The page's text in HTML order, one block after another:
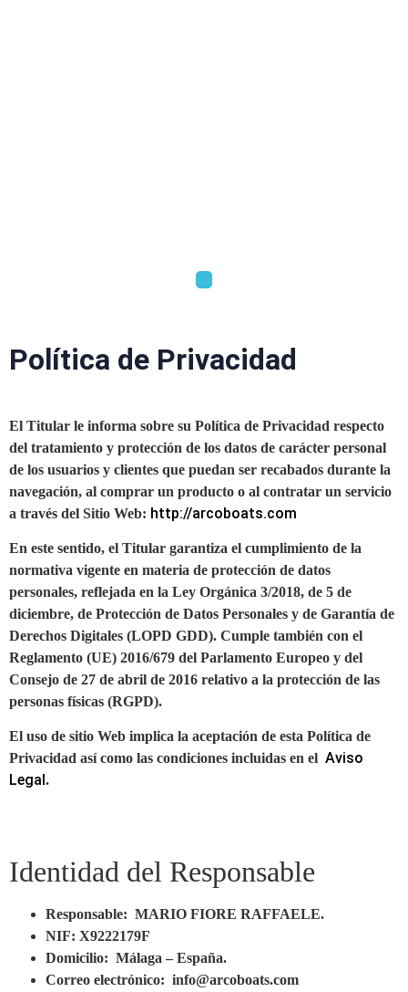
Política de Privacidad
El Titular le informa sobre su Política de Privacidad respecto
del tratamiento y protección de los datos de carácter personal
de los usuarios y clientes que puedan ser recabados durante la
navegación, al comprar un producto o al contratar un servicio
a través del Sitio Web: http://arcoboats.com
En este sentido, el Titular garantiza el cumplimiento de la
normativa vigente en materia de protección de datos
personales, reflejada en la Ley Orgánica 3/2018, de 5 de
diciembre, de Protección de Datos Personales y de Garantía de
Derechos Digitales (LOPD GDD). Cumple también con el
Reglamento (UE) 2016/679 del Parlamento Europeo y del
Consejo de 27 de abril de 2016 relativo a la protección de las
personas físicas (RGPD).
El uso de sitio Web implica la aceptación de esta Política de
Privacidad así como las condiciones incluidas en el Aviso
Legal .
Identidad del Responsable
Responsable: MARIO FIORE RAFFAELE.
NIF: X9222179F
Domicilio: Málaga – España.
Correo electrónico: info@arcoboats.com